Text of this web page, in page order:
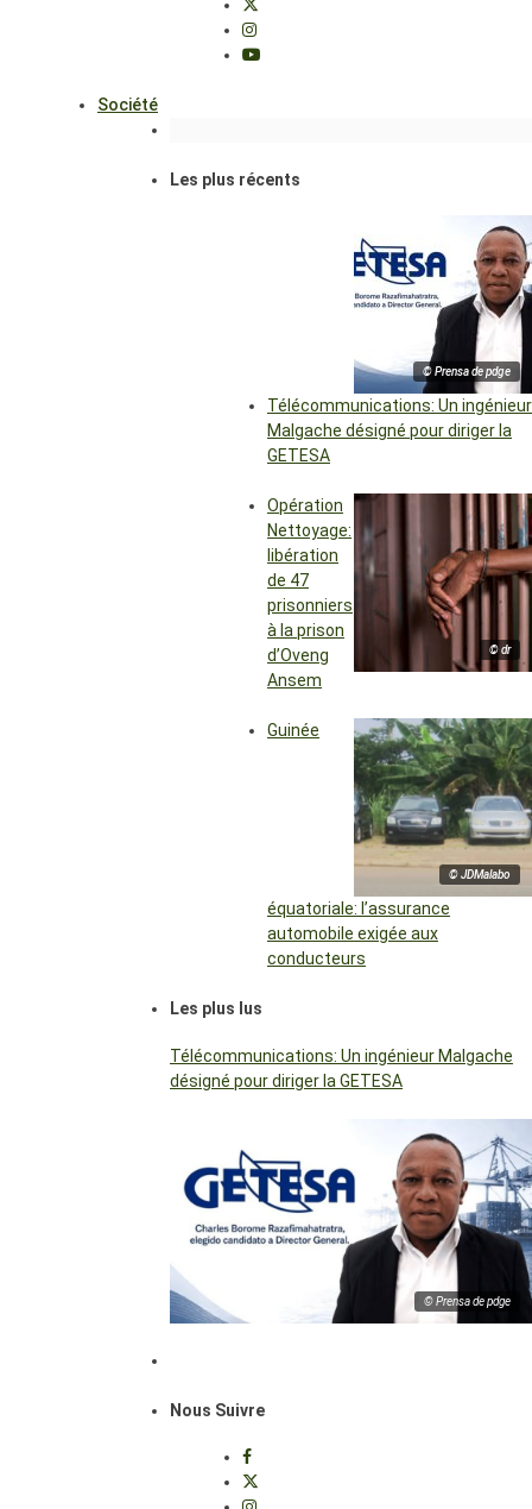
Société
Les plus récents
© Prensa de pdge
Télécommunications: Un ingénieur
Malgache désigné pour diriger la
GETESA
© dr
Opération
Nettoyage:
libération
de 47
prisonniers
à la prison
d’Oveng
Ansem
© JDMalabo
Guinée
équatoriale: l’assurance
automobile exigée aux
conducteurs
Les plus lus
Télécommunications: Un ingénieur Malgache
désigné pour diriger la GETESA
© Prensa de pdge
Nous Suivre